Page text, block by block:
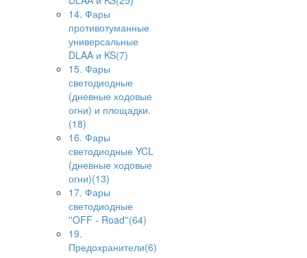
14. Фары
противотуманные
универсальные
DLAA и KS(7)
15. Фары
светодиодные
(дневные ходовые
огни) и площадки.
(18)
16. Фары
светодиодные YCL
(дневные ходовые
огни)(13)
17. Фары
светодиодные
''OFF - Road''(64)
19.
Предохранители(6)